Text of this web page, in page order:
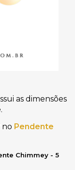
as dimensões
no Pendente
Chimmey - 5